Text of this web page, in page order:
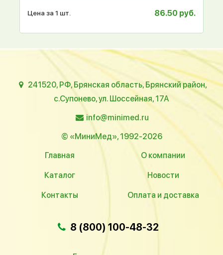
Цена за 1 шт. 86.50 руб.
241520, РФ, Брянская область, Брянский район,
с.Супонево, ул. Шоссейная, 17А
info@minimed.ru
© «МиниМед», 1992-2026
Главная
О компании
Каталог Новости
Контакты Оплата и доставка
8 (800) 100-48-32